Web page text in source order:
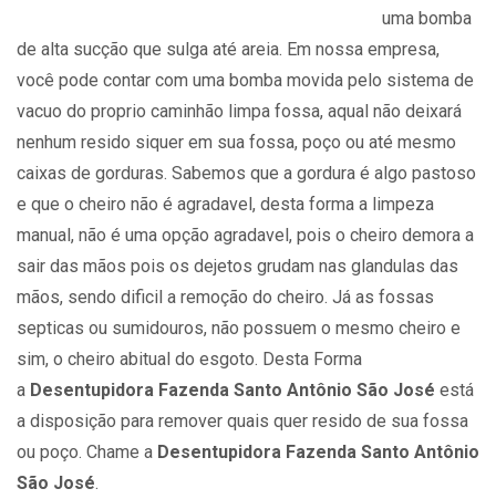
uma bomba
de alta sucção que sulga até areia. Em nossa empresa,
você pode contar com uma bomba movida pelo sistema de
vacuo do proprio caminhão limpa fossa, aqual não deixará
nenhum resido siquer em sua fossa, poço ou até mesmo
caixas de gorduras. Sabemos que a gordura é algo pastoso
e que o cheiro não é agradavel, desta forma a limpeza
manual, não é uma opção agradavel, pois o cheiro demora a
sair das mãos pois os dejetos grudam nas glandulas das
mãos, sendo dificil a remoção do cheiro. Já as fossas
septicas ou sumidouros, não possuem o mesmo cheiro e
sim, o cheiro abitual do esgoto. Desta Forma
a Desentupidora Fazenda Santo Antônio São José está
a disposição para remover quais quer resido de sua fossa
ou poço. Chame a Desentupidora Fazenda Santo Antônio
São José.